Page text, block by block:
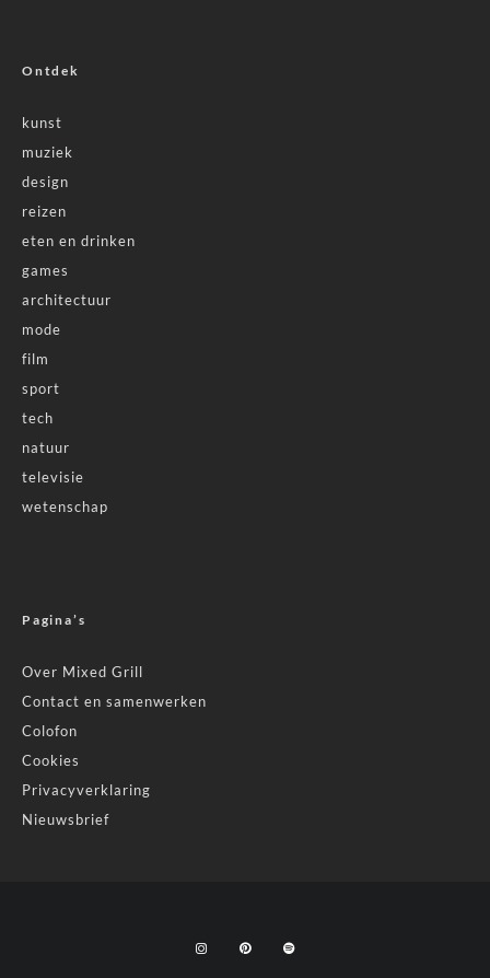
Ontdek
kunst
muziek
design
reizen
eten en drinken
games
architectuur
mode
film
sport
tech
natuur
televisie
wetenschap
Pagina’s
Over Mixed Grill
Contact en samenwerken
Colofon
Cookies
Privacyverklaring
Nieuwsbrief